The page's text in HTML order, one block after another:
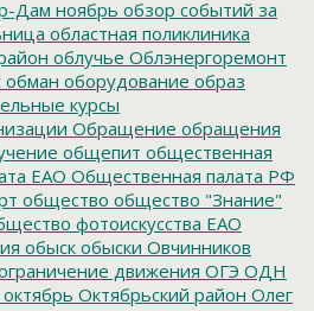
Дам ноябрь обзор событий за
областная поликлиника
облучье Облэнергоремонт
обман оборудование образ
курсы
Обращение обращения
общепит общественная
ЕАО Общественная палата РФ
общество общество "Знание"
фотоискусства ЕАО
обыск обыски Овчинников
движения ОГЭ ОДН
октябрь Октябрьский район Олег